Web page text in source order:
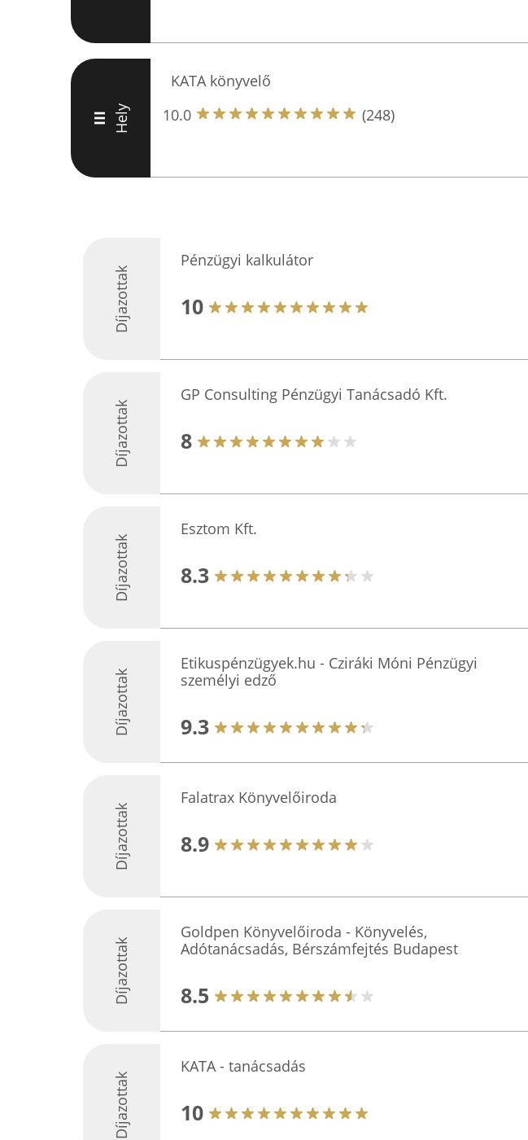
III Hely
KATA könyvelő
10.0
(248)
Díjazottak
Pénzügyi kalkulátor
10
Díjazottak
GP Consulting Pénzügyi Tanácsadó Kft.
8
Díjazottak
Esztom Kft.
8.3
Díjazottak
Etikuspénzügyek.hu - Cziráki Móni Pénzügyi
személyi edző
9.3
Díjazottak
Falatrax Könyvelőiroda
8.9
Díjazottak
Goldpen Könyvelőiroda - Könyvelés,
Adótanácsadás, Bérszámfejtés Budapest
8.5
Díjazottak
KATA - tanácsadás
10